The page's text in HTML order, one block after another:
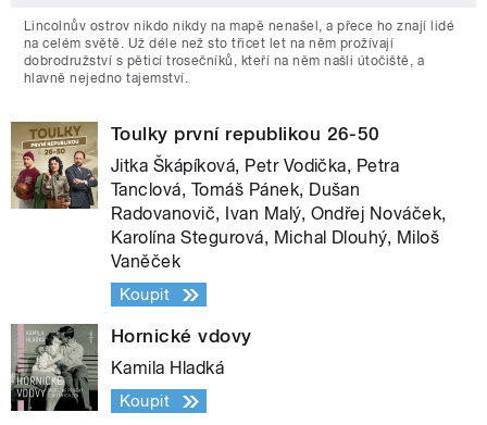
Lincolnův ostrov nikdo nikdy na mapě nenašel, a přece ho znají lidé
na celém světě. Už déle než sto třicet let na něm prožívají
dobrodružství s pěticí trosečníků, kteří na něm našli útočiště, a
hlavně nejedno tajemství.
Toulky první republikou 26-50
Jitka Škápíková, Petr Vodička, Petra
Tanclová, Tomáš Pánek, Dušan
Radovanovič, Ivan Malý, Ondřej Nováček,
Karolína Stegurová, Michal Dlouhý, Miloš
Vaněček
Koupit
Hornické vdovy
Kamila Hladká
Koupit